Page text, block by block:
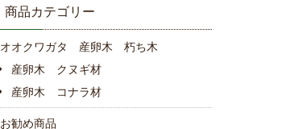
商品カテゴリー
オオクワガタ 産卵木 朽ち木
産卵木 クヌギ材
産卵木 コナラ材
お勧め商品